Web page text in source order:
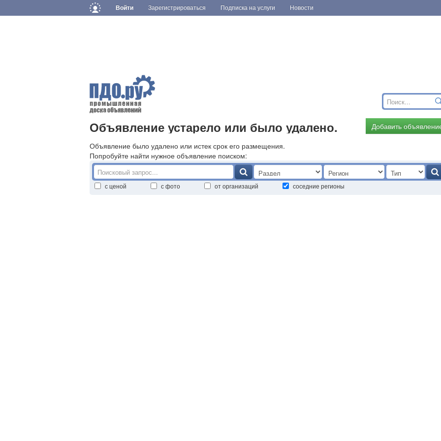
Войти Зарегистрироваться Подписка на услуги Новости
Объявление устарело или было удалено.
Добавить
Объявление было удалено или истек срок его размещения.
Попробуйте найти нужное объявление поиском:
с ценой с фото от организаций соседние регионы